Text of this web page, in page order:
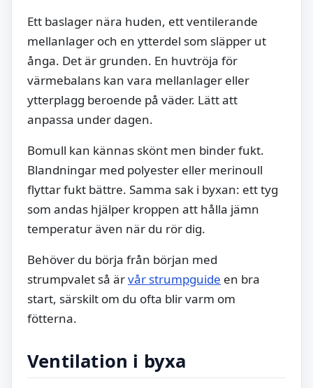
Ett baslager nära huden, ett ventilerande
mellanlager och en ytterdel som släpper ut
ånga. Det är grunden. En huvtröja för
värmebalans kan vara mellanlager eller
ytterplagg beroende på väder. Lätt att
anpassa under dagen.
Bomull kan kännas skönt men binder fukt.
Blandningar med polyester eller merinoull
flyttar fukt bättre. Samma sak i byxan: ett tyg
som andas hjälper kroppen att hålla jämn
temperatur även när du rör dig.
Behöver du börja från början med
strumpvalet så ärvår strumpguide en bra
start, särskilt om du ofta blir varm om
fötterna.
Ventilation i byxa